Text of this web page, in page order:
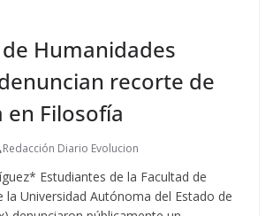
Humanidades
recorte de
Filosofía
Redacción Diario Evolucion
Estudiantes de la Facultad de
la Universidad Autónoma del Estado de